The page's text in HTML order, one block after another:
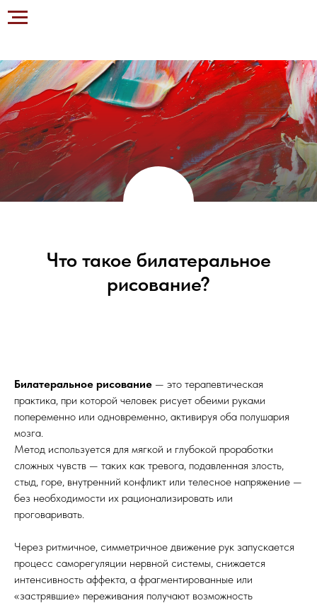
Что такое билатеральное
рисование?
Билатеральное рисование — это терапевтическая
практика, при которой человек рисует обеими руками
попеременно или одновременно, активируя оба полушария
мозга.
Метод используется для мягкой и глубокой проработки
сложных чувств — таких как тревога, подавленная злость,
стыд, горе, внутренний конфликт или телесное напряжение —
без необходимости их рационализировать или
проговаривать.
Через ритмичное, симметричное движение рук запускается
процесс саморегуляции нервной системы, снижается
интенсивность аффекта, а фрагментированные или
«застрявшие» переживания получают возможность